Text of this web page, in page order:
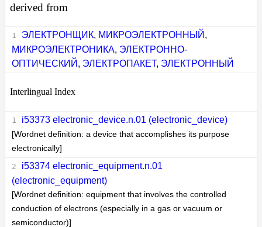
derived from
ЭЛЕКТРОНЩИК, МИКРОЭЛЕКТРОННЫЙ ,
МИКРОЭЛЕКТРОНИКА, ЭЛЕКТРОННО-
ОПТИЧЕСКИЙ , ЭЛЕКТРОПАКЕТ, ЭЛЕКТРОННЫЙ
Interlingual Index
i53373 electronic_device.n.01 (electronic_device)
[Wordnet definition: a device that accomplishes its purpose
electronically]
i53374 electronic_equipment.n.01
(electronic_equipment)
[Wordnet definition: equipment that involves the controlled
conduction of electrons (especially in a gas or vacuum or
semiconductor)]